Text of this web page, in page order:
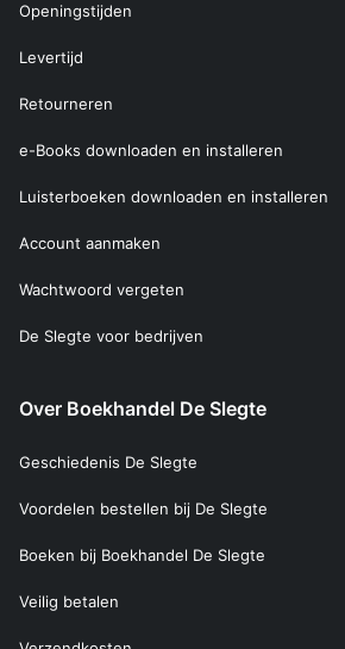
Openingstijden
Levertijd
Retourneren
e-Books downloaden en installeren
Luisterboeken downloaden en installeren
Account aanmaken
Wachtwoord vergeten
De Slegte voor bedrijven
Over Boekhandel De Slegte
Geschiedenis De Slegte
Voordelen bestellen bij De Slegte
Boeken bij Boekhandel De Slegte
Veilig betalen